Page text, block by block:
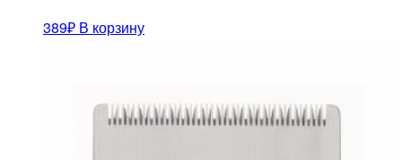
389₽ В корзину